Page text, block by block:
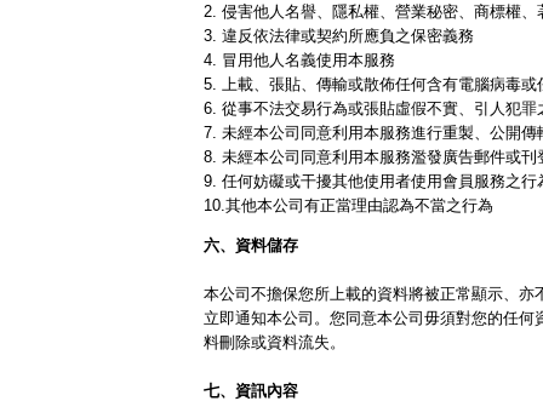
2. 侵害他人名譽、隱私權、營業秘密、商標權
3. 違反依法律或契約所應負之保密義務
4. 冒用他人名義使用本服務
5. 上載、張貼、傳輸或散佈任何含有電腦病毒
6. 從事不法交易行為或張貼虛假不實、引人犯罪
7. 未經本公司同意利用本服務進行重製、公開
8. 未經本公司同意利用本服務濫發廣告郵件或刊
9. 任何妨礙或干擾其他使用者使用會員服務之行
10.其他本公司有正當理由認為不當之行為
六、資料儲存
本公司不擔保您所上載的資料將被正常顯示、
立即通知本公司。您同意本公司毋須對您的任
料刪除或資料流失。
七、資訊內容